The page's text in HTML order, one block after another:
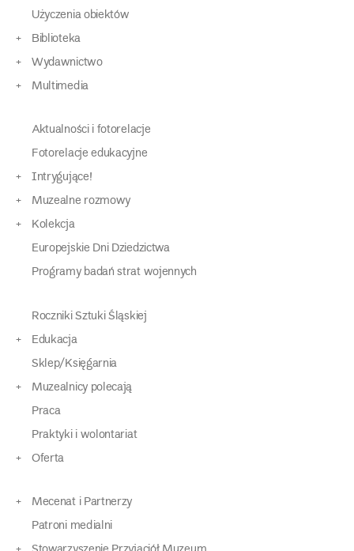
Użyczenia obiektów
Biblioteka
Wydawnictwo
Multimedia
Aktualności i fotorelacje
Fotorelacje edukacyjne
Intrygujące!
Muzealne rozmowy
Kolekcja
Europejskie Dni Dziedzictwa
Programy badań strat wojennych
Roczniki Sztuki Śląskiej
Edukacja
Sklep/Księgarnia
Muzealnicy polecają
Praca
Praktyki i wolontariat
Oferta
Mecenat i Partnerzy
Patroni medialni